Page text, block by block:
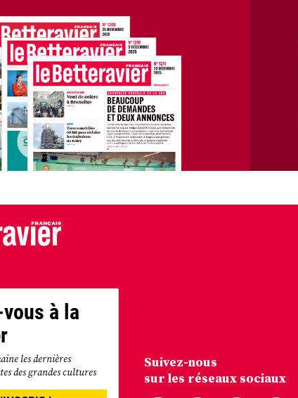
à la
les dernières
des grandes cultures
Suivez-nous
sur les réseaux sociaux